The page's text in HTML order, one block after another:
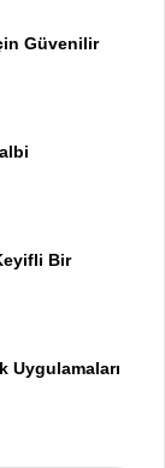
Güvenilir
Bir
Uygulamaları